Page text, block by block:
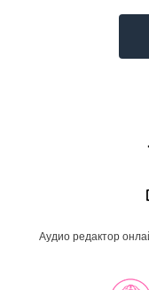
Аудио редактор